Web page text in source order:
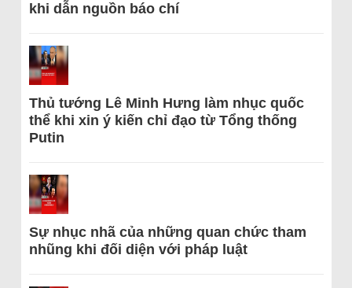
khi dẫn nguồn báo chí
Thủ tướng Lê Minh Hưng làm nhục quốc
thể khi xin ý kiến chỉ đạo từ Tổng thống
Putin
Sự nhục nhã của những quan chức tham
nhũng khi đối diện với pháp luật